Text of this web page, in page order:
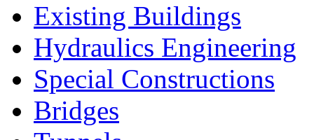
Existing Buildings
Hydraulics Engineering
Special Constructions
Bridges